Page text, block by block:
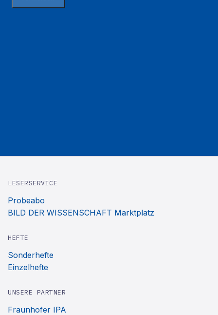
LESERSERVICE
Probeabo
BILD DER WISSENSCHAFT Marktplatz
HEFTE
Sonderhefte
Einzelhefte
UNSERE PARTNER
Fraunhofer IPA